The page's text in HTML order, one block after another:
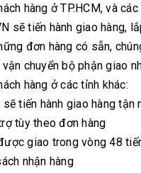
hàng ở TP.HCM, và
sẽ tiến hành giao hàng,
đơn hàng có sẵn,
chuyển bộ phận giao
hàng ở các tỉnh khác:
tiến hành giao hàng tận
tùy theo đơn hàng
giao trong vòng 48
nhận hàng